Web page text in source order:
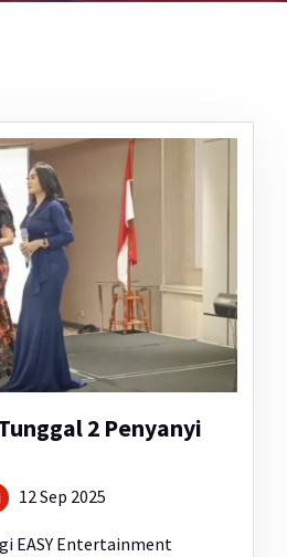
2 Penyanyi
12 Sep 2025
EASY Entertainment